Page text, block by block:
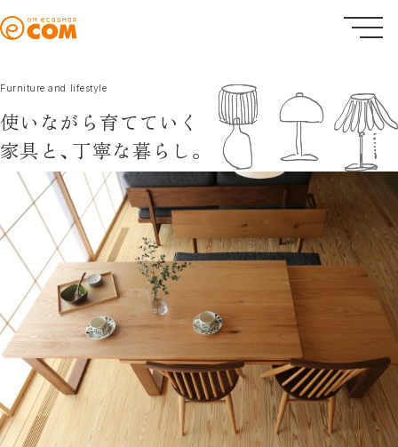
Furniture and lifestyle
使いながら育てていく
家具と、丁寧な暮らし。